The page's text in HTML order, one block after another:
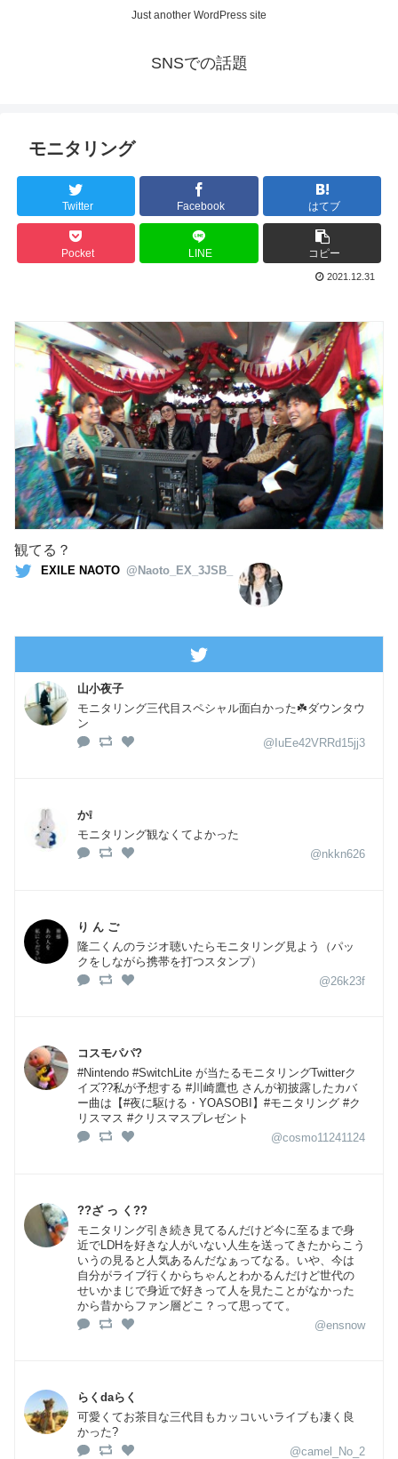
Just another WordPress site
SNSでの話題
モニタリング
Twitter Facebook はてブ
Pocket LINE コピー
2021.12.31
観てる？
EXILE NAOTO @Naoto_EX_3JSB_
山小夜子
モニタリング三代目スペシャル面白かった☘️ダウンタウ
ン
@IuEe42VRRd15jj3
か❕
モニタリング観なくてよかった
@nkkn626
り ん ご
隆二くんのラジオ聴いたらモニタリング見よう（パッ
クをしながら携帯を打つスタンプ）
@26k23f
コスモパパ?
#Nintendo #SwitchLite が当たるモニタリングTwitterク
イズ??私が予想する #川崎鷹也 さんが初披露したカバ
ー曲は【#夜に駆ける・YOASOBI】#モニタリング #ク
リスマス #クリスマスプレゼント
@cosmo11241124
??ざ っ く??
モニタリング引き続き見てるんだけど今に至るまで身
近でLDHを好きな人がいない人生を送ってきたからこう
いうの見ると人気あるんだなぁってなる。いや、今は
自分がライブ行くからちゃんとわかるんだけど世代の
せいかまじで身近で好きって人を見たことがなかった
から昔からファン層どこ？って思ってて。
@ensnow
らくdaらく
可愛くてお茶目な三代目もカッコいいライブも凄く良
かった?
@camel_No_2